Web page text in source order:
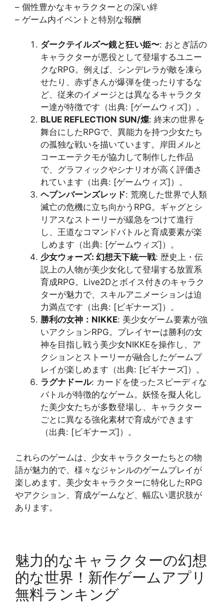
– 個性豊かなキャラクターとの深い絆
– ゲーム内イベントと特別な報酬
ダークテイルズ〜鏡と狂い姫〜: おとぎ話の
キャラクターが悪役として登場するユニー
クなRPG。例えば、シンデレラが敵を凍ら
せたり、赤ずきんが爆弾を使ったりするな
ど、従来のイメージとは異なるキャラクタ
ー達が特徴です（出典: [ゲームウィズ]​​）。
BLUE REFLECTION SUN/燦: 終末の世界を
舞台にしたRPGで、異能力を持つ少女たち
の孤独な戦いを描いています。岸田メルと
コーエーテクモが協力して制作した作品
で、グラフィックやシナリオが高く評価さ
れています（出典: [ゲームウィズ]​​）。
ヘブンバーンズレッド: 荒廃した世界で人類
滅亡の危機に立ち向かうRPG。ギャグとシ
リアスなストーリーが緩急をつけて進行
し、王道なコマンドバトルと育成要素が楽
しめます（出典: [ゲームウィズ]​​）。
少女ウォーズ: 幻想天下統一戦: 歴史上・伝
説上の人物が美少女化して登場する放置系
育成RPG。Live2Dとボイス付きのキャラク
ターが魅力で、スキルアニメーションは迫
力満点です（出典: [ビギナーズ]​​）。
勝利の女神：NIKKE: 美少女ゲーム要素が強
いアクションRPG。プレイヤーは勝利の女
神を目指し戦う美少女NIKKEを操作し、ア
クションとストーリーが融合したゲームプ
レイが楽しめます（出典: [ビギナーズ]​​）。
ラグナドール: カードを使ったスピーディな
バトルが特徴的なゲーム。妖怪を擬人化し
た美少女たちが多数登場し、キャラクター
ごとに異なる強化素材で育成ができます
（出典: [ビギナーズ]​​）。
これらのゲームは、少女キャラクターたちとの物
語が魅力的で、様々なジャンルのゲームプレイが
楽しめます。美少女キャラクターに特化したRPG
やアクション、育成ゲームなど、幅広い選択肢が
あります。
魅力的なキャラクターの幻想
的な世界！新作ゲームアプリ
無料ランキング